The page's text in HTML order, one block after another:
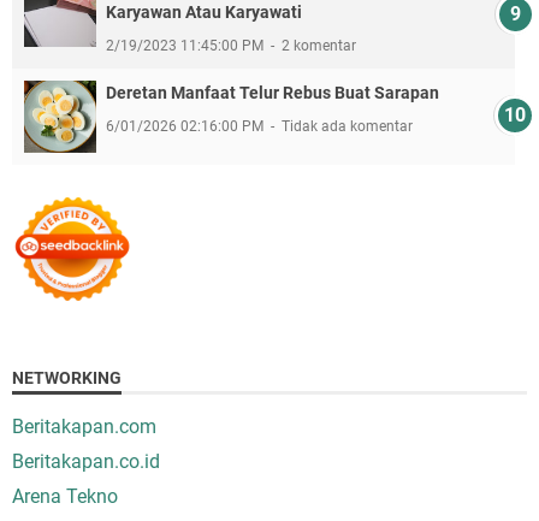
Karyawan Atau Karyawati
2/19/2023 11:45:00 PM 2 komentar
Deretan Manfaat Telur Rebus Buat Sarapan
6/01/2026 02:16:00 PM Tidak ada komentar
NETWORKING
Beritakapan.com
Beritakapan.co.id
Arena Tekno